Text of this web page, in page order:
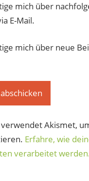
mich über
E-Mail.
mich über neue
Akismet,
Erfahre, wie
verarbeitet